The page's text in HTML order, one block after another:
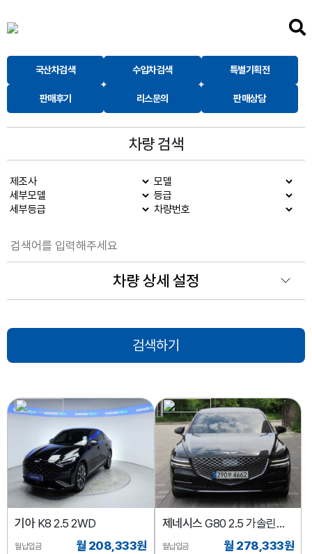
국산차검색 수입차검색 특별기획전
판매후기 리스문의 판매상담
차량 검색
차량 상세 설정
기아K8 2.5 2WD
월납입금 월 208,333원
제네시스 G80 2.5 가솔린
터보 2WD
월납입금 월 278,333원